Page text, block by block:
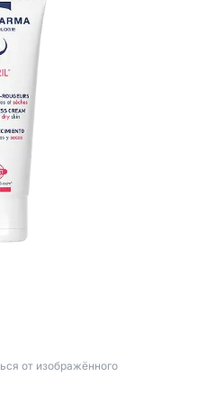
от изображённого